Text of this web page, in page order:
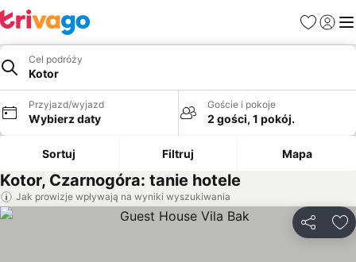
Ulubione
Cel podróży
Kotor
Przyjazd/wyjazd
Wybierz daty
Goście i pokoje
2 gości, 1 pokój.
Sortuj Filtruj Mapa
Kotor, Czarnogóra: tanie hotele
Jak prowizje wpływają na wyniki wyszukiwania